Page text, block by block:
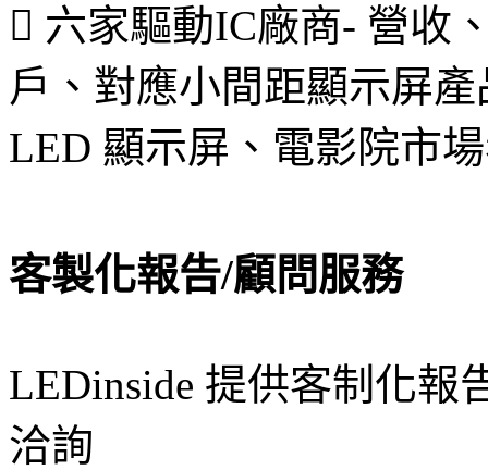
 六家驅動IC廠商- 營收
戶、對應小間距顯示屏
LED 顯示屏、電影院市
客製化報告/顧問服務
LEDinside 提供客制化報
洽詢